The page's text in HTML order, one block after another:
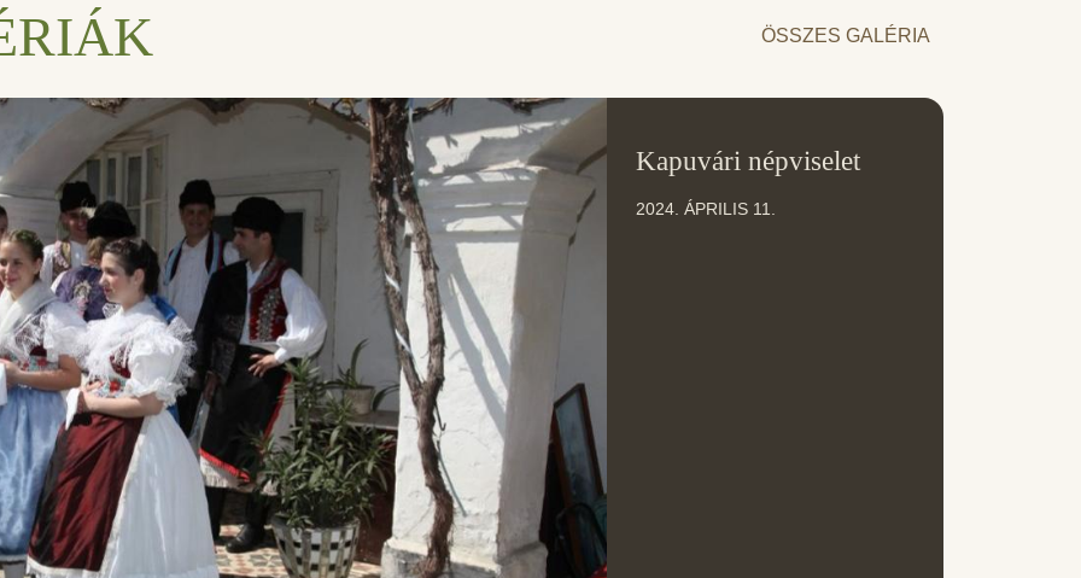
ÖSSZES GALÉRIA
Kapuvári népviselet
2024. ÁPRILIS 11.